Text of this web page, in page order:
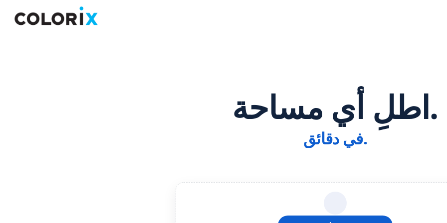
اطلِ أي مساحة.
في دقائق.